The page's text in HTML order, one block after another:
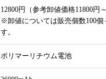
12800円（参考卸値価格11800円
※卸値については販売個数100個
す。
ポリマーリチウム電池